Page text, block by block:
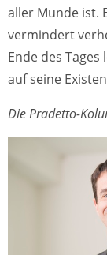
aller Munde ist.
vermindert
Ende des
auf seine
Die Pradetto-